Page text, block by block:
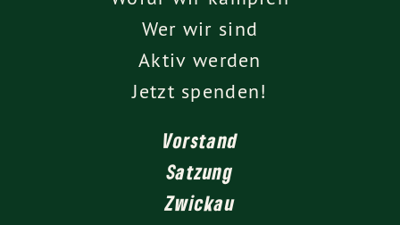
Wer wir sind
Aktiv werden
Jetzt spenden!
Vorstand
Satzung
Zwickau